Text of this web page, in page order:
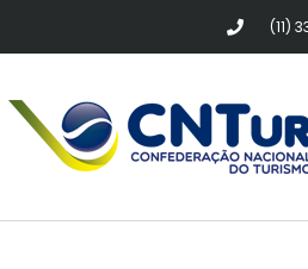
(11)